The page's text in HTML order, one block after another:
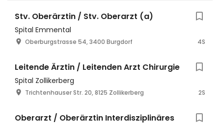
Stv. Oberärztin / Stv. Oberarzt (a)
Spital Emmental
Oberburgstrasse 54, 3400 Burgdorf 4S
Leitende Ärztin / Leitenden Arzt Chirurgie
Spital Zollikerberg
Trichtenhauser Str. 20, 8125 Zollikerberg 2S
Oberarzt / Oberärztin Interdisziplinäres